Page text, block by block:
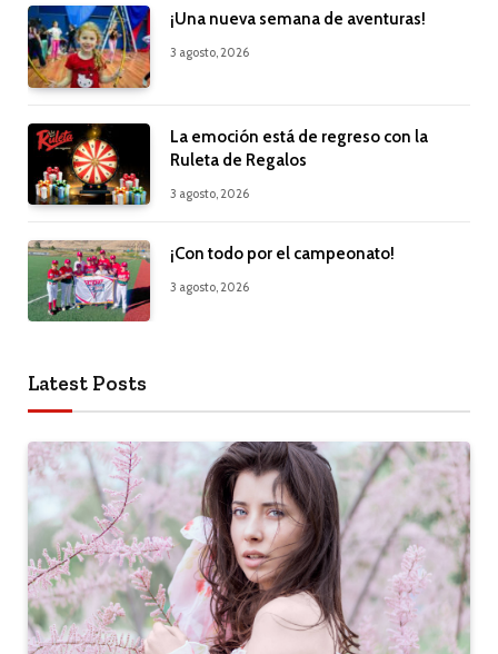
¡Una nueva semana de aventuras!
3 agosto, 2026
La emoción está de regreso con la
Ruleta de Regalos
3 agosto, 2026
¡Con todo por el campeonato!
3 agosto, 2026
Latest Posts